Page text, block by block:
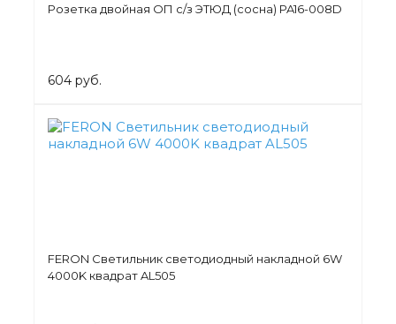
Розетка двойная ОП с/з ЭТЮД (сосна) PA16-008D
604 руб.
FERON Светильник светодиодный накладной 6W
4000K квадрат AL505